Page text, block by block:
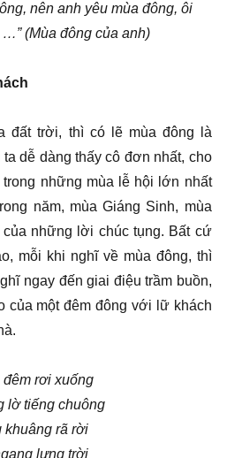
nên anh yêu mùa đông, ôi
(Mùa đông của anh)
đất trời, thì có lẽ mùa đông là
dễ dàng thấy cô đơn nhất, cho
những mùa lễ hội lớn nhất
năm, mùa Giáng Sinh, mùa
những lời chúc tụng. Bất cứ
mỗi khi nghĩ về mùa đông, thì
ngay đến giai điệu trầm buồn,
của một đêm đông với lữ khách
đêm rơi xuống
lờ tiếng chuông
khuâng rã rời
lưng trời